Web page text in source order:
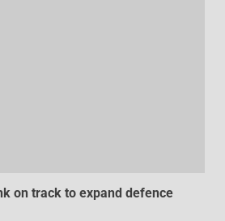
on track to expand defence